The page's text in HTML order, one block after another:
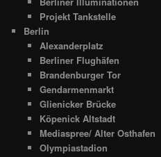
Projekt Tankstelle
Berlin
Alexanderplatz
Berliner Flughäfen
Brandenburger Tor
Gendarmenmarkt
Glienicker Brücke
Köpenick Altstadt
Mediaspree/ Alter Osthafen
Olympiastadion